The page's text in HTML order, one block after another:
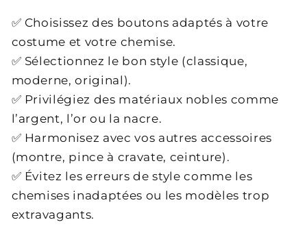
✅ Choisissez des boutons adaptés à votre
costume et votre chemise.
✅ Sélectionnez le bon style (classique,
moderne, original).
✅ Privilégiez des matériaux nobles comme
l’argent, l’or ou la nacre.
✅ Harmonisez avec vos autres accessoires
(montre, pince à cravate, ceinture).
✅ Évitez les erreurs de style comme les
chemises inadaptées ou les modèles trop
extravagants.